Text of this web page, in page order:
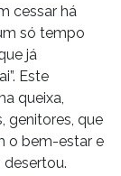
cessar há
só tempo
já
Este
queixa,
genitores, que
o bem-estar e
desertou.